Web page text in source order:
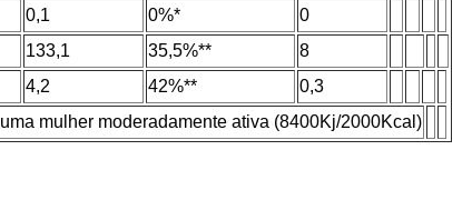
0,1 0%*
0
133,1 35,5%**
8
4,2 42%**
0,3
mulher moderadamente ativa (8400Kj/2000Kcal)